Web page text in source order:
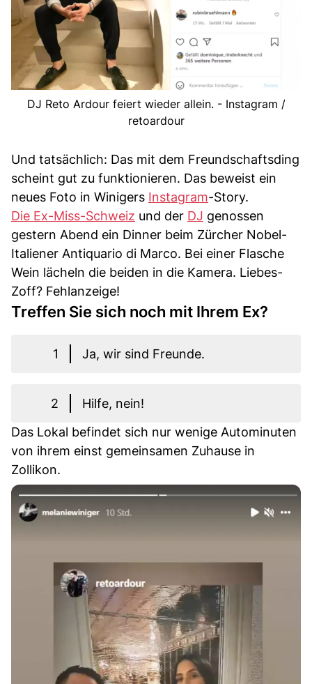
DJ Reto Ardour feiert wieder allein. - Instagram /
retoardour
Und tatsächlich: Das mit dem Freundschaftsding
scheint gut zu funktionieren. Das beweist ein
neues Foto in Winigers Instagram-Story.
Die Ex-Miss-Schweiz und der DJ genossen
gestern Abend ein Dinner beim Zürcher Nobel-
Italiener Antiquario di Marco. Bei einer Flasche
Wein lächeln die beiden in die Kamera. Liebes-
Zoff? Fehlanzeige!
Treffen Sie sich noch mit Ihrem Ex?
1 Ja, wir sind Freunde.
2
Hilfe, nein!
Das Lokal befindet sich nur wenige Autominuten
von ihrem einst gemeinsamen Zuhause in
Zollikon.